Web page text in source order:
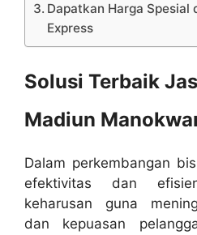
Dapatkan Harga Spesial
Express
Solusi Terbaik
Madiun
Dalam perkembangan
efektivitas dan
keharusan guna
dan kepuasan